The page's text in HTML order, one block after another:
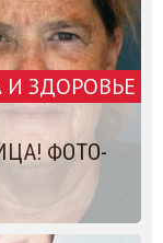
И ЗДОРОВЬЕ
ФОТО-